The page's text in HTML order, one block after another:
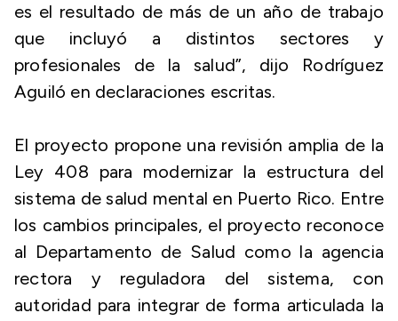
es el resultado de más de un año de trabajo
que incluyó a distintos sectores y
profesionales de la salud”, dijo Rodríguez
Aguiló en declaraciones escritas.
El proyecto propone una revisión amplia de la
Ley 408 para modernizar la estructura del
sistema de salud mental en Puerto Rico. Entre
los cambios principales, el proyecto reconoce
al Departamento de Salud como la agencia
rectora y reguladora del sistema, con
autoridad para integrar de forma articulada la